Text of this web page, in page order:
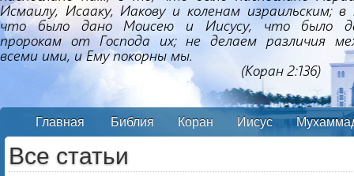
Главная Библия Коран Иисус
Все статьи